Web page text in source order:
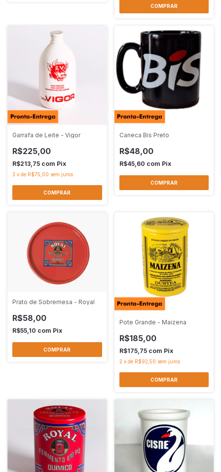
Garrafa de Leite - Vigor
R$225,00
R$213,75 com Pix
3 x de R$75,00 sem juros
Caneca Bis Preto
R$48,00
R$45,60 com Pix
Prato de Sobremesa - Royal
R$58,00
R$55,10 com Pix
Pote Grande - Maizena
R$185,00
R$175,75 com Pix
2 x de R$92,50 sem juros